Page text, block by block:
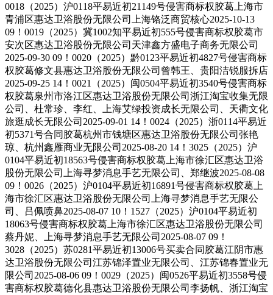
0018（2025）沪0118平易近初21149号侵害商标权胶葛上海市
青浦区惠达卫浴股份无限公司上海铬泛商贸核心2025-10-13
09！0019（2025）冀1002知平易近初555号侵害商标权胶葛市
安次区惠达卫浴股份无限公司天津鑫方盛电子商务无限公司
2025-09-30 09！0020（2025）黔0123平易近初4827号侵害商标
权胶葛修文县惠达卫浴股份无限公司曾韩王、贵阳洁锐服拆店
2025-09-25 14！0021（2025）闽0504平易近初3540号侵害商标
权胶葛泉州市洛江区惠达卫浴股份无限公司浙江淘宝收集无限
公司、杜常珍、李红、上海艾绿投资成长无限公司、天衢文化
旅逛成长无限公司2025-09-01 14！0024（2025）浙0114平易近
初5371号合同胶葛杭州市钱塘区惠达卫浴股份无限公司张艳
琼、杭州鑫雁商业无限公司2025-08-20 14！3025（2025）沪
0104平易近初18563号侵害商标权胶葛上海市徐汇区惠达卫浴
股份无限公司上海寻梦消息手艺无限公司、郑继波2025-08-08
09！0026（2025）沪0104平易近初16891号侵害商标权胶葛上
海市徐汇区惠达卫浴股份无限公司上海寻梦消息手艺无限公
司、吕佩喷鼻2025-08-07 10！1527（2025）沪0104平易近初
18063号侵害商标权胶葛上海市徐汇区惠达卫浴股份无限公司
蔡丹妮、上海寻梦消息手艺无限公司2025-08-07 09！
3028（2025）苏0281平易近初13006号买卖合同胶葛江阴市惠
达卫浴股份无限公司江苏锦泽置业无限公司、江苏锦春置业无
限公司2025-08-06 09！0029（2025）闽0526平易近初3558号侵
害商标权胶葛德化县惠达卫浴股份无限公司李扬帆、浙江淘宝